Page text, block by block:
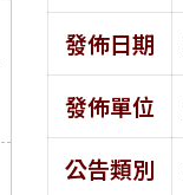
發佈日期
發佈單位
公告類別